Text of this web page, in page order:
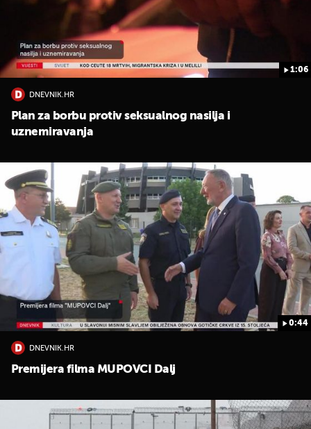
1:06
DNEVNIK.HR
Plan za borbu protiv seksualnog nasilja i
uznemiravanja
0:44
DNEVNIK.HR
Premijera filma MUPOVCI Dalj
UKLJUČITE NOTIFIKACIJE